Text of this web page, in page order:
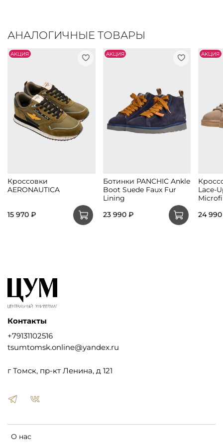
АНАЛОГИЧНЫЕ ТОВАРЫ
АKЦИЯ
Кроссовки
AERONAUTICA
15 970 ₽
АKЦИЯ
Ботинки PANCHIC Ankle
Boot Suede Faux Fur
Lining
23 990 ₽
АKЦИЯ
Lace-
24
О нас
Контакты
+79131102516
tsumtomsk.online@yandex.ru
г Томск, пр-кт Ленина, д 121